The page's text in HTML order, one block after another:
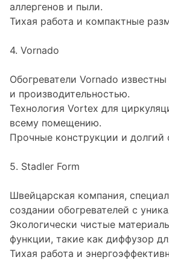
аллергенов и пыли.
Тихая работа и компактные
4. Vornado
Обогреватели Vornado
и производительностью.
Технология Vortex для
всему помещению.
Прочные конструкции и долгий
5. Stadler Form
Швейцарская компания,
создании обогревателей с
Экологически чистые
функции, такие как диффузор
Тихая работа и